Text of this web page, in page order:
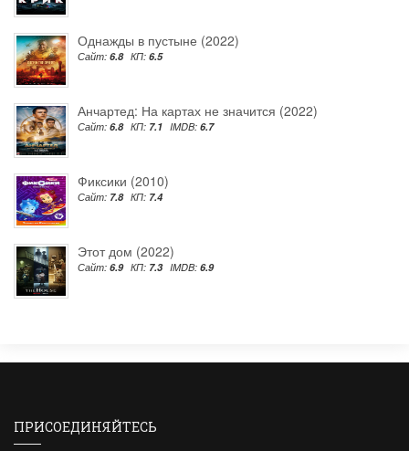
Однажды в пустыне (2022)
Сайт: 6.8 КП: 6.5
Анчартед: На картах не значится (2022)
Сайт: 6.8 КП: 7.1 IMDB: 6.7
Фиксики (2010)
Сайт: 7.8 КП: 7.4
Этот дом (2022)
Сайт: 6.9 КП: 7.3 IMDB: 6.9
ПРИСОЕДИНЯЙТЕСЬ